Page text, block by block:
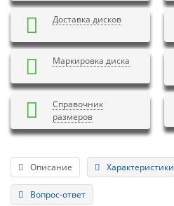
Доставка дисков
Маркировка диска
Справочник
размеров
Описание Характеристики
Вопрос-ответ